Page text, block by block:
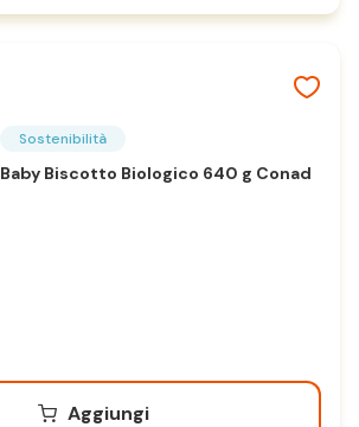
Sostenibilità
Baby Biscotto Biologico 640 g Conad
Aggiungi